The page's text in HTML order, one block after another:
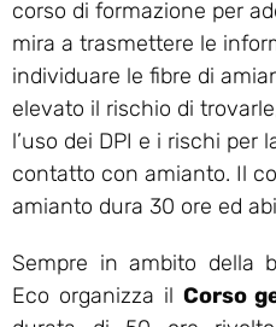
corso di formazione per
mira a trasmettere le
individuare le fibre di
elevato il rischio di
l’uso dei DPI e i rischi per
contatto con amianto. Il
amianto dura 30 ore ed
Sempre in ambito della
Eco organizza il Corso